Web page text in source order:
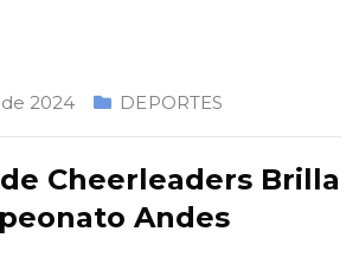
2024 DEPORTES
Cheerleaders Brilla
Andes